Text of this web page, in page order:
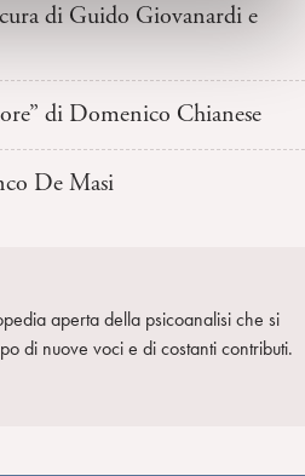
di Guido Giovanardi e
di Domenico Chianese
De Masi
aperta della psicoanalisi che si
di nuove voci e di costanti contributi.